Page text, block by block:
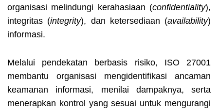
organisasi melindungi kerahasiaan (confidentiality),
integritas (integrity), dan ketersediaan (availability)
informasi.
Melalui pendekatan berbasis risiko, ISO 27001
membantu organisasi mengidentifikasi ancaman
keamanan informasi, menilai dampaknya, serta
menerapkan kontrol yang sesuai untuk mengurangi